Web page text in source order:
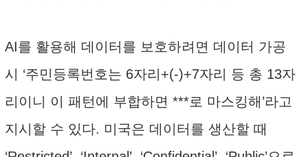
AI를 활용해 데이터를 보호하려면 데이터 가공
시 ‘주민등록번호는 6자리+(-)+7자리 등 총 13자
리이니 이 패턴에 부합하면 ***로 마스킹해’라고
지시할 수 있다. 미국은 데이터를 생산할 때